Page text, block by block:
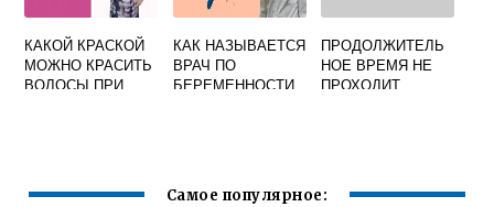
КАКОЙ КРАСКОЙ
МОЖНО КРАСИТЬ
ВОЛОСЫ ПРИ
КАК НАЗЫВАЕТСЯ
ВРАЧ ПО
БЕРЕМЕННОСТИ
ПРОДОЛЖИТЕЛЬ
НОЕ ВРЕМЯ НЕ
ПРОХОДИТ
Самое популярное: